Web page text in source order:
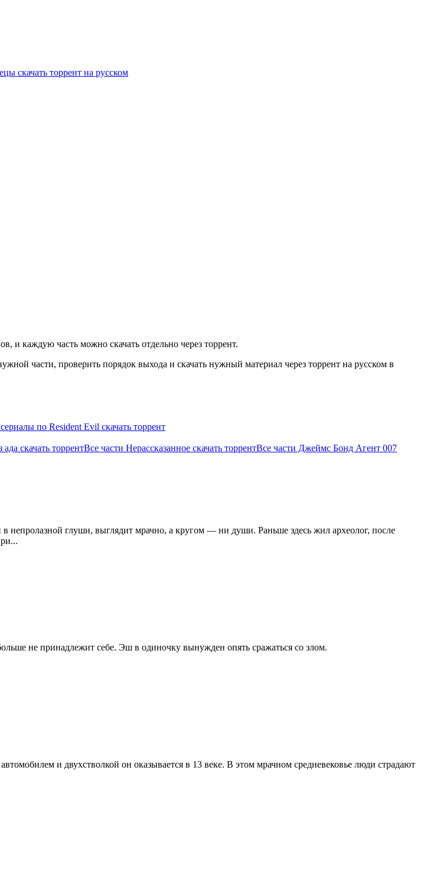
скачать торрент на русском
и каждую часть можно скачать отдельно через торрент.
части, проверить порядок выхода и скачать нужный материал через торрент на русском в
по Resident Evil скачать торрент
скачать торрентВсе части Нерассказанное скачать торрентВсе части Джеймс Бонд Агент 007
глуши, выглядит мрачно, а кругом — ни души. Раньше здесь жил археолог, после
не принадлежит себе. Эш в одиночку вынужден опять сражаться со злом.
и двухстволкой он оказывается в 13 веке. В этом мрачном средневековье люди страдают